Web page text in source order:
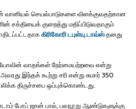
வானியல் செயல்பாடுகளை விளக்குவதற்கான
சக்தியைக் குறைத்து மதிப்பிடுவதாகும்
கிரிகோரி டபுள்யு.டாவ்ஸ்தனது
வாதங்கள் நேர்மையற்றவை என்று
இந்தக் கூற்று சரி என்று சுமார் 350
திருச்சபை ஒப்புக்கொண்டது.
போப் ஜான் பால், பலநூறு ஆண்டுகளுக்கு